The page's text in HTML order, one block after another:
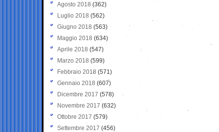
Agosto 2018 (362)
Luglio 2018 (562)
Giugno 2018 (563)
Maggio 2018 (634)
Aprile 2018 (547)
Marzo 2018 (599)
Febbraio 2018 (571)
Gennaio 2018 (607)
Dicembre 2017 (578)
Novembre 2017 (632)
Ottobre 2017 (579)
Settembre 2017 (456)